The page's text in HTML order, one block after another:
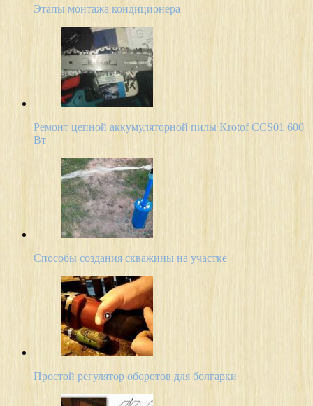
Этапы монтажа кондиционера
Ремонт цепной аккумуляторной пилы Krotof CCS01 600
Вт
Способы создания скважины на участке
Простой регулятор оборотов для болгарки